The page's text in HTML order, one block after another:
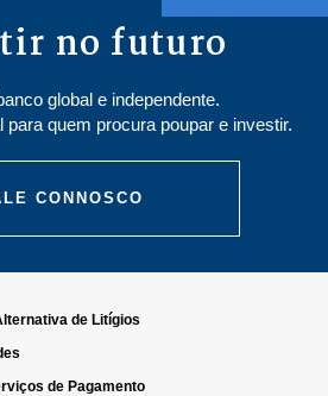
no futuro
global e independente.
para quem procura poupar e investir.
CONNOSCO
de Litígios
de Pagamento